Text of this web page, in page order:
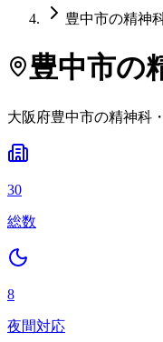
豊中市の精神
豊中市の
大阪府豊中市の精神科
30
総数
8
夜間対応